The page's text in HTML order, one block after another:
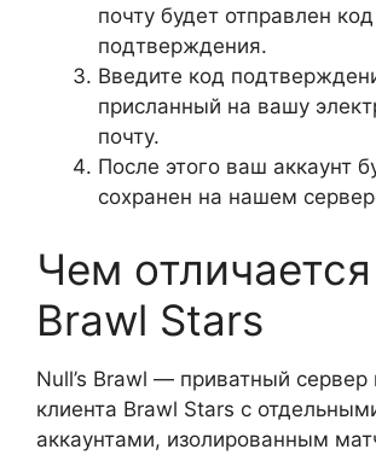
почту будет отправлен код
подтверждения.
Введите код
присланный на вашу
почту.
После этого ваш аккаунт
сохранен на нашем
Чем
Brawl Stars
Null’s Brawl — приватный сервер
клиента Brawl Stars с
аккаунтами, изолированным